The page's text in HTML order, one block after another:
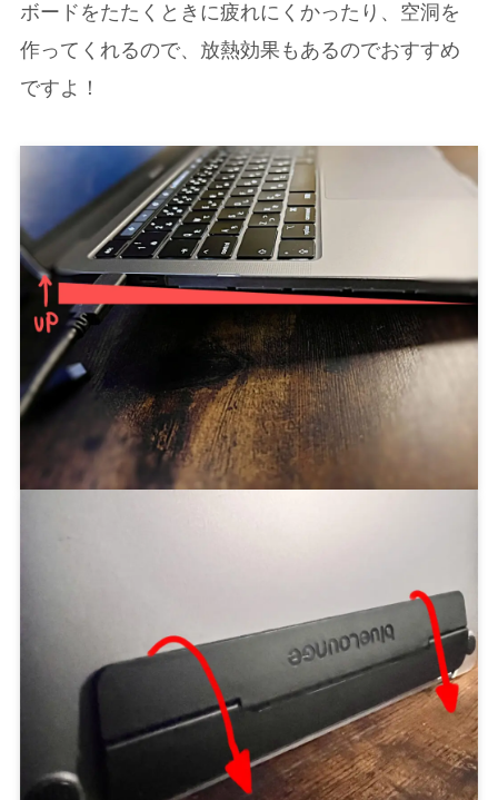
ボードをたたくときに疲れにくかったり、空洞を
作ってくれるので、放熱効果もあるのでおすすめ
ですよ！